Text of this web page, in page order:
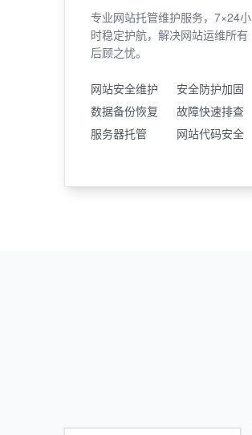
专业网站托管维护服务，7×24小
时稳定护航，解决网站运维所有
后顾之忧。
网站安全维护
安全防护加固
数据备份恢复
故障快速排查
服务器托管
网站代码安全